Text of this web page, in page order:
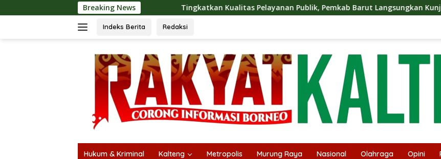
ke
Breaking News
Tingkatkan Kualitas Pelayanan Publik, Pemkab Barut Langsungkan Kunjungan Kaji Tiru Ke
Indeks Berita Redaksi
Hukum & Kriminal Kalteng Metropolis Murung Raya Nasional Olahraga Opini